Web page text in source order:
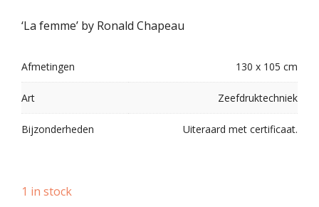
‘La femme’ by Ronald Chapeau
Afmetingen 130 x 105 cm
Art Zeefdruktechniek
Bijzonderheden Uiteraard met certificaat.
1 in stock